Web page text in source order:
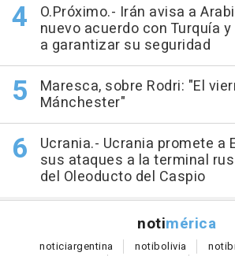
O.Próximo.- Irán avisa a
nuevo acuerdo con Turquía
a garantizar su seguridad
Maresca, sobre Rodri: "El
Mánchester"
Ucrania.- Ucrania promete a
sus ataques a la terminal
del Oleoducto del Caspio
notimérica
noticiargentina notibolivia noti